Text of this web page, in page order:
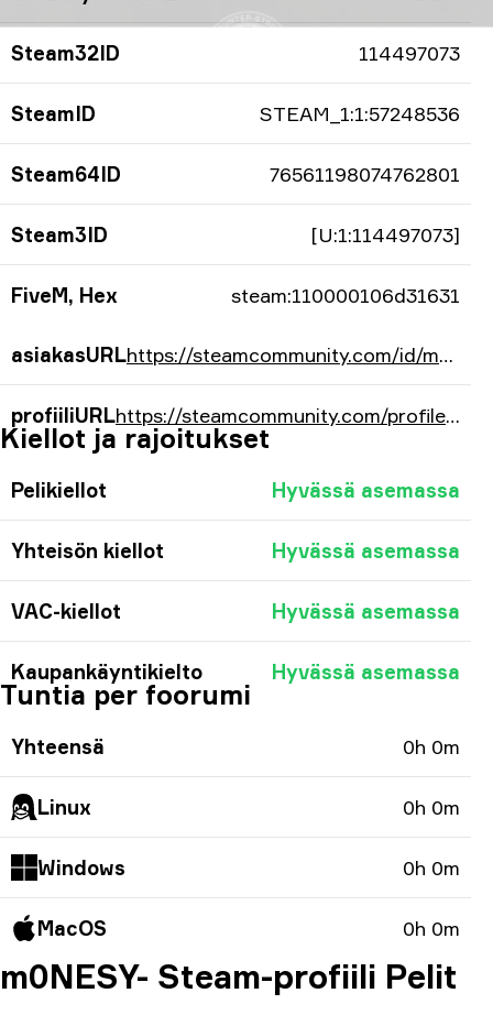
Steam32ID 114497073
SteamID STEAM_1:1:57248536
Steam64ID 76561198074762801
Steam3ID [U:1:114497073]
FiveM, Hex steam:110000106d31631
asiakasURL https://steamcommunity.com/id/m0NESY-/
profiiliURL https://steamcommunity.com/profiles/76561198074762801/
Kiellot ja rajoitukset
Pelikiellot Hyvässä asemassa
Yhteisön kiellot Hyvässä asemassa
VAC-kiellot Hyvässä asemassa
Kaupankäyntikielto Hyvässä asemassa
Tuntia per foorumi
Yhteensä 0h 0m
Linux 0h 0m
Windows 0h 0m
MacOS 0h 0m
m0NESY- Steam-profiili Pelit